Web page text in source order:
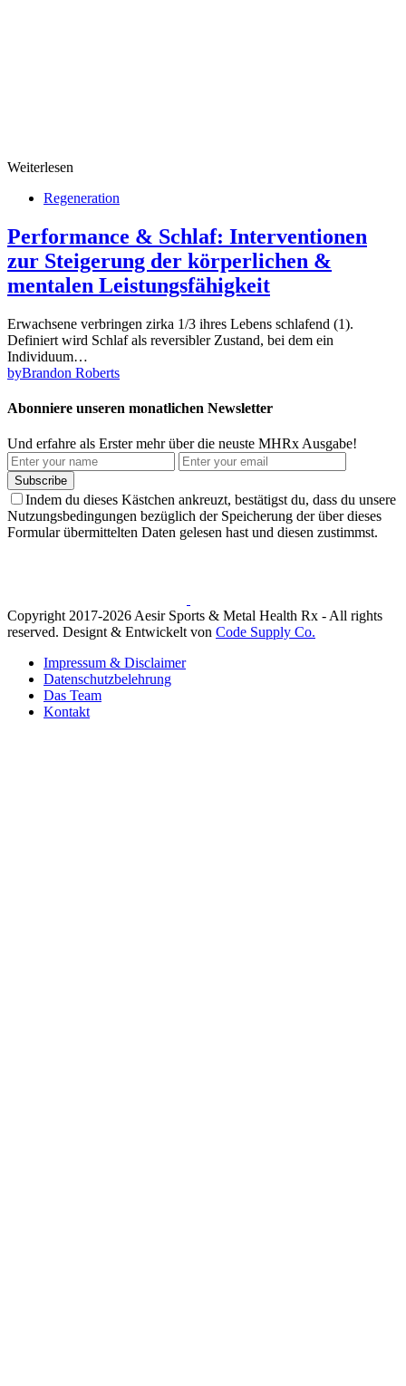
Weiterlesen
Regeneration
Performance & Schlaf: Interventionen
zur Steigerung der körperlichen &
mentalen Leistungsfähigkeit
Erwachsene verbringen zirka 1/3 ihres Lebens schlafend (1).
Definiert wird Schlaf als reversibler Zustand, bei dem ein
Individuum…
byBrandon Roberts
Abonniere unseren monatlichen Newsletter
Und erfahre als Erster mehr über die neuste MHRx Ausgabe!
Subscribe
Indem du dieses Kästchen ankreuzt, bestätigst du, dass du unsere
Nutzungsbedingungen bezüglich der Speicherung der über dieses
Formular übermittelten Daten gelesen hast und diesen zustimmst.
Copyright 2017-2026 Aesir Sports & Metal Health Rx - All rights
reserved. Designt & Entwickelt von Code Supply Co.
Impressum & Disclaimer
Datenschutzbelehrung
Das Team
Kontakt